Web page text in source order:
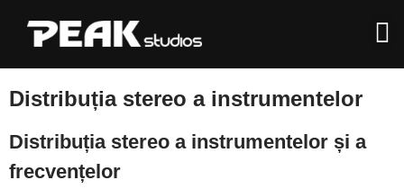
Distribuția stereo a instrumentelor
Distribuția stereo a instrumentelor și a
frecvențelor